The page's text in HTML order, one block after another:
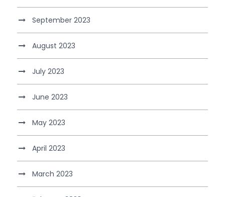
September 2023
August 2023
July 2023
June 2023
May 2023
April 2023
March 2023